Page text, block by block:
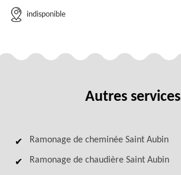
indisponible
Autres services
Ramonage de cheminée Saint Aubin
Ramonage de chaudière Saint Aubin